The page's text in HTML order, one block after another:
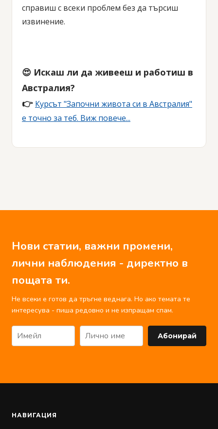
справиш с всеки проблем без да търсиш
извинение.
😍 Искаш ли да живееш и работиш в
Австралия?
👉 Курсът "Започни живота си в Австралия"
е точно за теб. Виж повече...
Нови статии, важни промени,
лични наблюдения - директно в
пощата ти.
Не всеки е готов да тръгне веднага. Но ако темата те
интересува - пиша редовно и не изпращам спам.
Абонирай
НАВИГАЦИЯ